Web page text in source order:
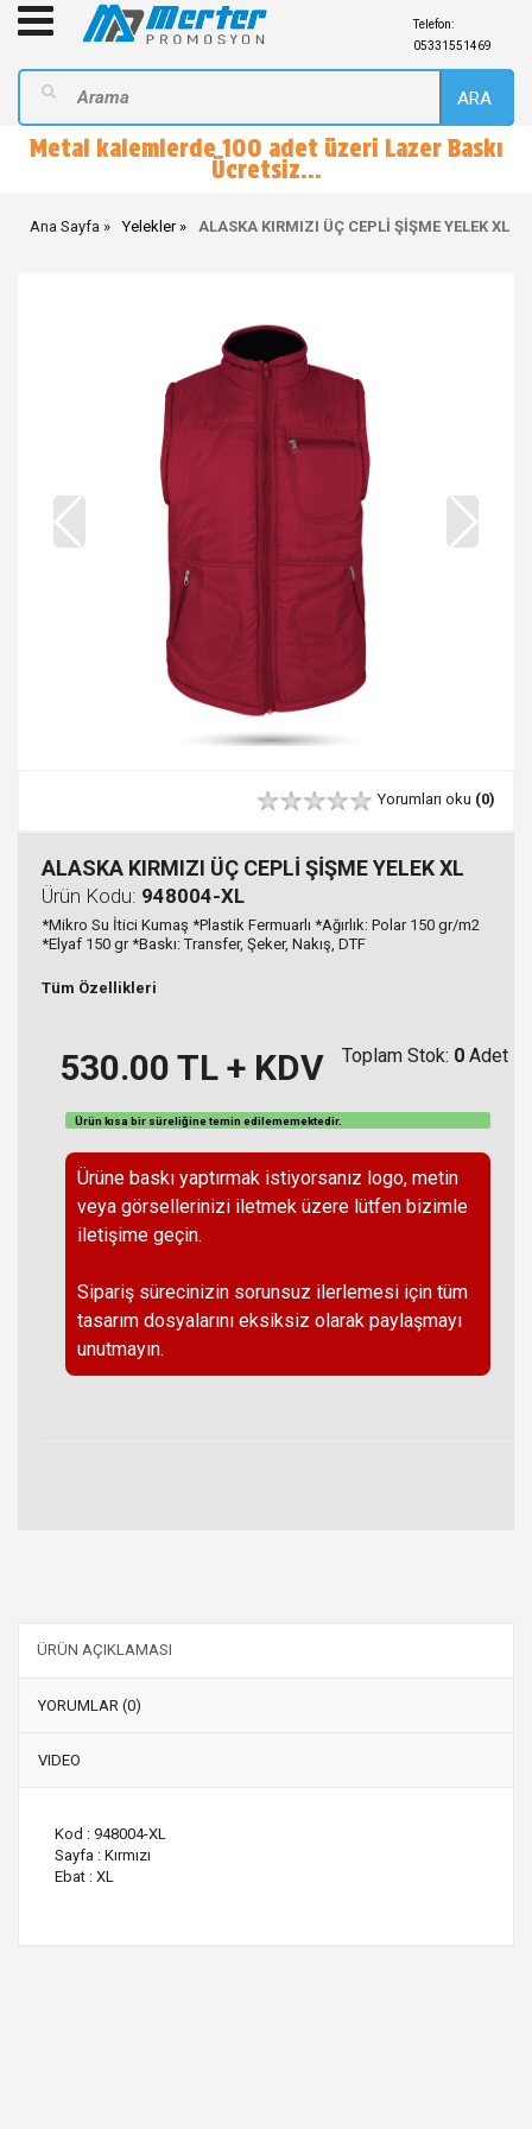
Telefon:
05331551469
ARA
Metal kalemlerde 100 adet üzeri Lazer Baskı
Ücretsiz...
Ana Sayfa Yelekler ALASKA KIRMIZI ÜÇ CEPLİ ŞİŞME YELEK XL
Yorumları oku (0)
ALASKA KIRMIZI ÜÇ CEPLİ ŞİŞME YELEK XL
Ürün Kodu: 948004-XL
*Mikro Su İtici Kumaş *Plastik Fermuarlı *Ağırlık: Polar 150 gr/m2
*Elyaf 150 gr *Baskı: Transfer, Şeker, Nakış, DTF
Tüm Özellikleri
530.00 TL + KDV Toplam Stok: 0 Adet
Ürün kısa bir süreliğine temin edilememektedir.
Ürüne baskı yaptırmak istiyorsanız logo, metin
veya görsellerinizi iletmek üzere lütfen bizimle
iletişime geçin.
Sipariş sürecinizin sorunsuz ilerlemesi için tüm
tasarım dosyalarını eksiksiz olarak paylaşmayı
unutmayın.
ÜRÜN AÇIKLAMASI
YORUMLAR (0)
VIDEO
Kod : 948004-XL
Sayfa : Kırmızı
Ebat : XL